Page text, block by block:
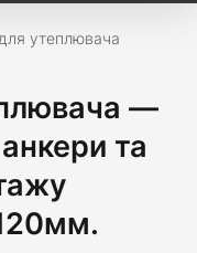
утеплювача
—
та